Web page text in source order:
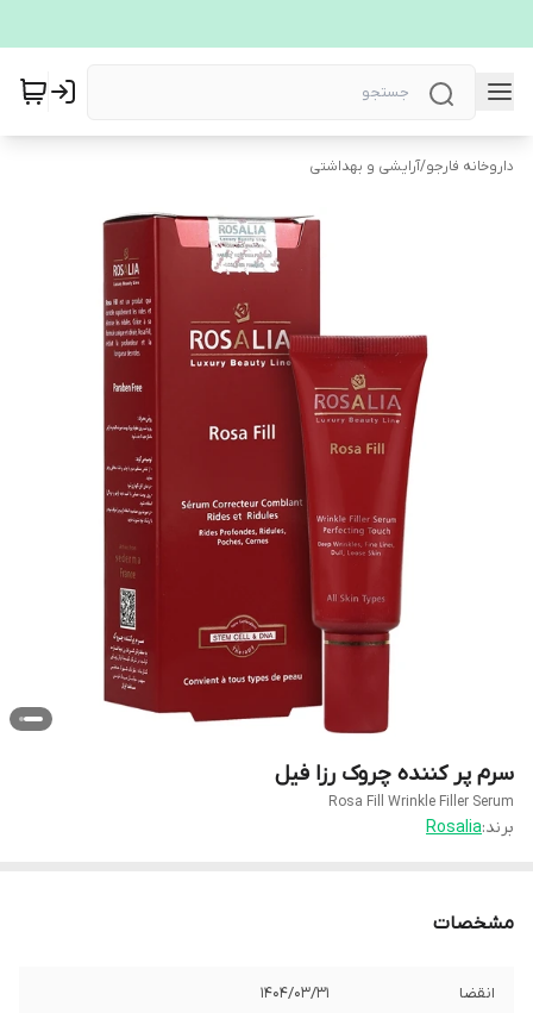
داروخانه فارجو/آرایشی و بهداشتی
سرم پر کننده چروک رزا فیل
Rosa Fill Wrinkle Filler Serum
برند:Rosalia
مشخصات
انقضا 1404/03/31